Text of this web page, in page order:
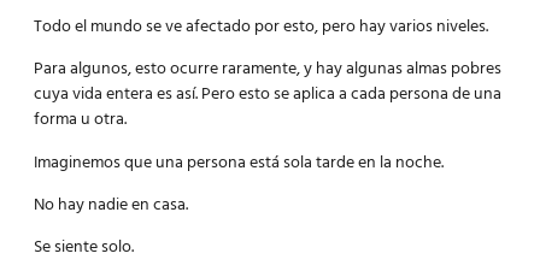
Todo el mundo se ve afectado por esto, pero hay varios niveles.
Para algunos, esto ocurre raramente, y hay algunas almas pobres
cuya vida entera es así. Pero esto se aplica a cada persona de una
forma u otra.
Imaginemos que una persona está sola tarde en la noche.
No hay nadie en casa.
Se siente solo.